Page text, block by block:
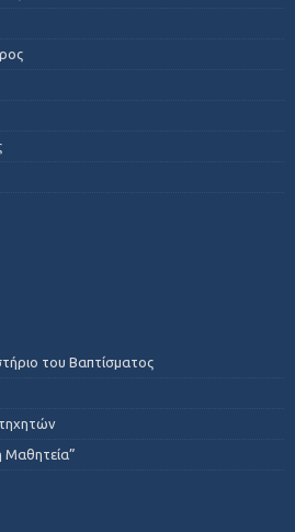
του Βαπτίσματος